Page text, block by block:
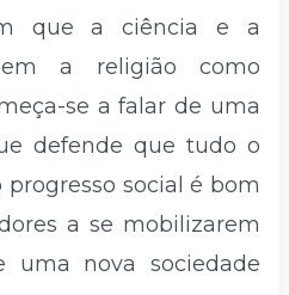
que a ciência e a
a religião como
se a falar de uma
defende que tudo o
social é bom
a se mobilizarem
uma nova sociedade